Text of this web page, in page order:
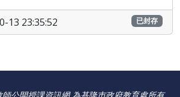
13 23:35:52 已封存